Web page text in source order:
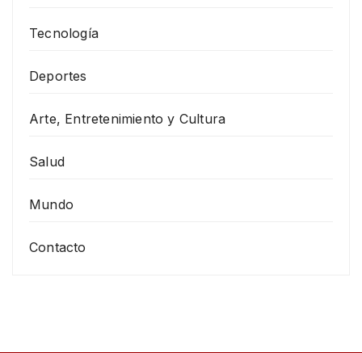
Tecnología
Deportes
Arte, Entretenimiento y Cultura
Salud
Mundo
Contacto